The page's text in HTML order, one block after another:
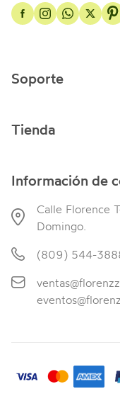
Soporte
Tienda
Información de
Calle Florence
Domingo.
(809) 544-